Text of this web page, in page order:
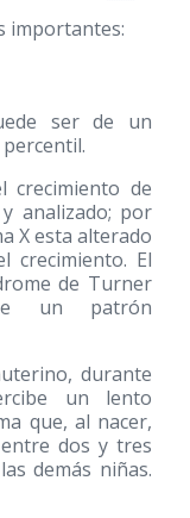
importantes:
ser de un
crecimiento de
analizado; por
X esta alterado
crecimiento. El
de Turner
un patrón
durante
un lento
que, al nacer,
dos y tres
demás niñas.